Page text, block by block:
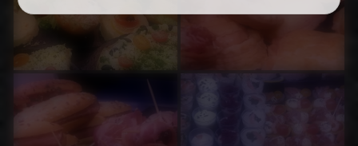
retraite ou d'une soirée d'inauguration, la
convives.